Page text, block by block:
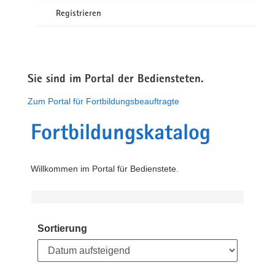
Registrieren
Sie sind im Portal der Bediensteten.
Zum Portal für Fortbildungsbeauftragte
Fortbildungskatalog
Willkommen im Portal für Bedienstete.
Sortierung